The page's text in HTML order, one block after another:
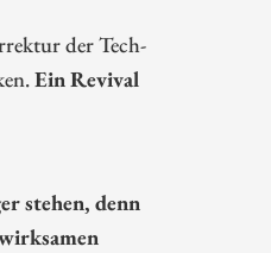
der Tech-
Ein Revival
stehen, denn